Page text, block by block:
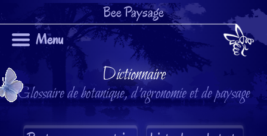
Bee Paysage
Menu
Dictionnaire
Glossaire de botanique, d'agronomie et de paysage